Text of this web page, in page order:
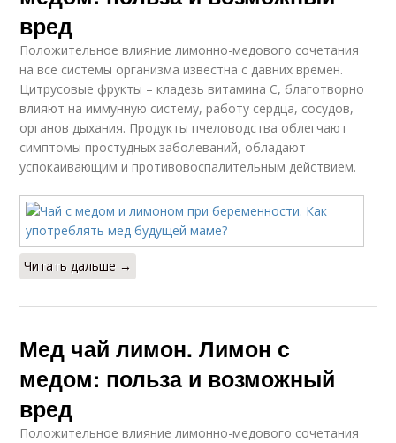
вред
Положительное влияние лимонно-медового сочетания
на все системы организма известна с давних времен.
Цитрусовые фрукты – кладезь витамина C, благотворно
влияют на иммунную систему, работу сердца, сосудов,
органов дыхания. Продукты пчеловодства облегчают
симптомы простудных заболеваний, обладают
успокаивающим и противовоспалительным действием.
Читать дальше →
Мед чай лимон. Лимон с
медом: польза и возможный
вред
Положительное влияние лимонно-медового сочетания